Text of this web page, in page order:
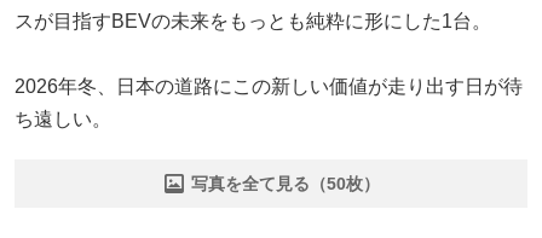
スが目指すBEVの未来をもっとも純粋に形にした1台。
2026年冬、日本の道路にこの新しい価値が走り出す日が待
ち遠しい。
写真を全て見る（50枚）